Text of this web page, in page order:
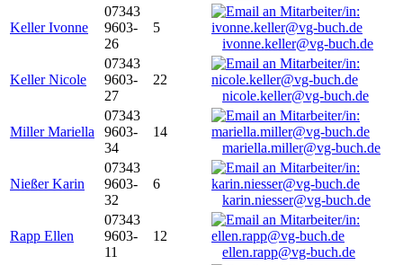
Keller Ivonne
07343
9603-
26
5
ivonne.keller@vg-buch.de
Keller Nicole
07343
9603-
27
22
nicole.keller@vg-buch.de
Miller Mariella
07343
9603-
34
14
mariella.miller@vg-buch.de
Nießer Karin
07343
9603-
32
6
karin.niesser@vg-buch.de
Rapp Ellen
07343
9603-
11
12
ellen.rapp@vg-buch.de